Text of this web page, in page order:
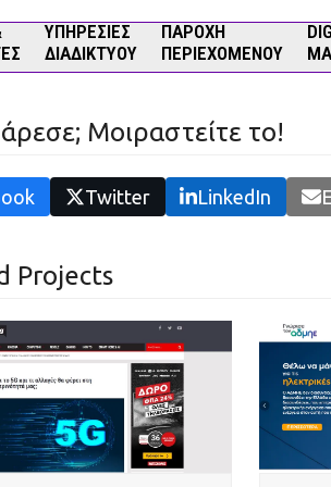
ΥΠΗΡΕΣΊΕΣ
ΔΙΑΔΙΚΤΎΟΥ
ΠΑΡΟΧΉ
ΠΕΡΙΕΧΟΜΈΝΟΥ
Μοιραστείτε το!
Twitter LinkedIn
Projects